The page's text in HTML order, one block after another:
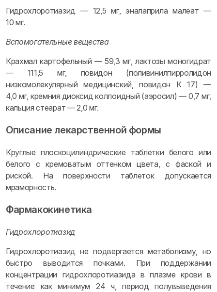
Гидрохлоротиазид — 12,5 мг, эналаприла малеат —
10 мг.
Вспомогательные вещества
Крахмал картофельный — 59,3 мг, лактозы моногидрат
— 111,5 мг, повидон (поливинилпирролидон
низкомолекулярный медицинский, повидон К 17) —
4,0 мг, кремния диоксид коллоидный (аэросил) — 0,7 мг,
кальция стеарат — 2,0 мг.
Описание лекарственной формы
Круглые плоскоцилиндрические таблетки белого или
белого с кремоватым оттенком цвета, с фаской и
риской. На поверхности таблеток допускается
мраморность.
Фармакокинетика
Гидрохлоротиазид
Гидрохлоротиазид не подвергается метаболизму, но
быстро выводится почками. При поддержании
концентрации гидрохлоротиазида в плазме крови в
течение как минимум 24 ч, период полувыведения